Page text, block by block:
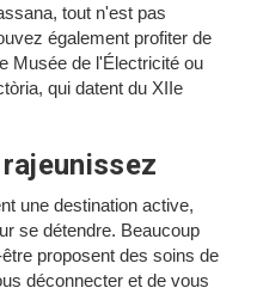
tout n'est pas
également profiter de
Musée de l'Électricité ou
qui datent du XIIe
une destination active,
se détendre. Beaucoup
proposent des soins de
déconnecter et de vous